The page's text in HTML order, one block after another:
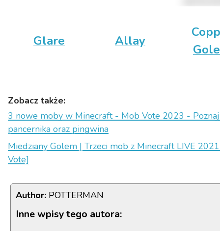
Glare Allay
Zobacz także:
3 nowe moby w Minecraft - Mob Vote 2023 -
pancernika oraz pingwina
Miedziany Golem | Trzeci mob z Minecraft LIVE
Vote]
Author: POTTERMAN
Inne wpisy tego autora: